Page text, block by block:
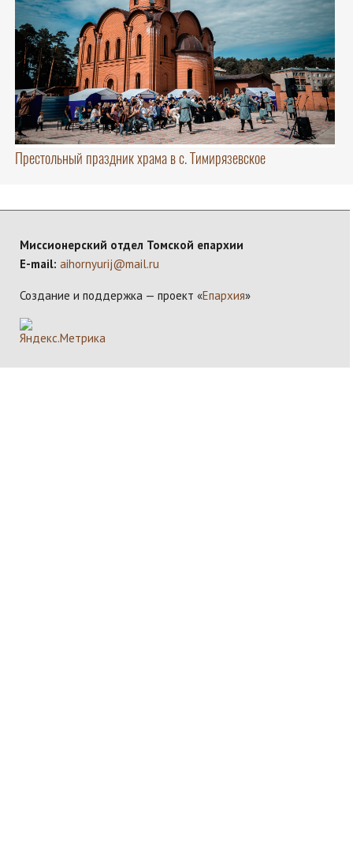
Престольный праздник храма в с. Тимирязевское
Миссионерский отдел Томской епархии
E-mail: aihornyurij@mail.ru
Создание и поддержка — проект «Епархия»